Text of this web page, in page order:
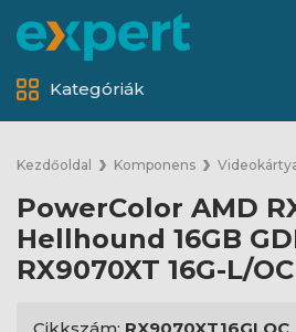
Kategóriák
Kezdőoldal Komponens
PowerColor AMD
Hellhound 16GB
RX9070XT 16G-L/OC